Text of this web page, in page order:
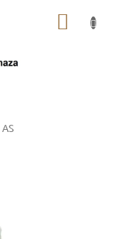
KOSÁR
AS